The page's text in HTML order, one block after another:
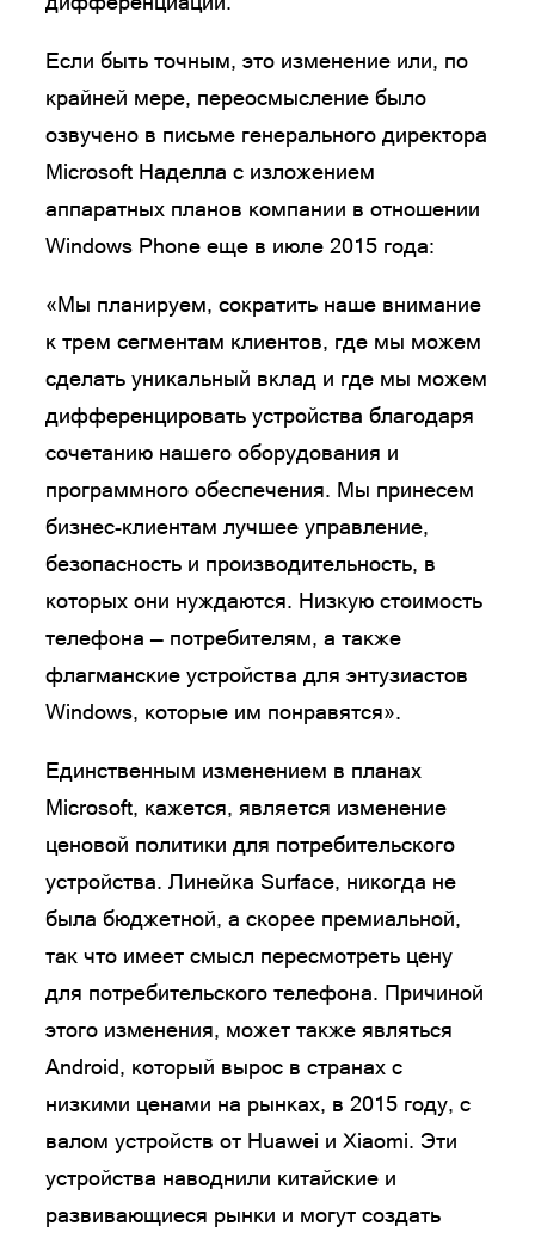
Если быть точным, это изменение или, по
крайней мере, переосмысление было
озвучено в письме генерального директора
Microsoft Наделла с изложением
аппаратных планов компании в отношении
Windows Phone еще в июле 2015 года:
«Мы планируем, сократить наше внимание
к трем сегментам клиентов, где мы можем
сделать уникальный вклад и где мы можем
дифференцировать устройства благодаря
сочетанию нашего оборудования и
программного обеспечения. Мы принесем
бизнес-клиентам лучшее управление,
безопасность и производительность, в
которых они нуждаются. Низкую стоимость
телефона — потребителям, а также
флагманские устройства для энтузиастов
Windows, которые им понравятся».
Единственным изменением в планах
Microsoft, кажется, является изменение
ценовой политики для потребительского
устройства. Линейка Surface, никогда не
была бюджетной, а скорее премиальной,
так что имеет смысл пересмотреть цену
для потребительского телефона. Причиной
этого изменения, может также являться
Android, который вырос в странах с
низкими ценами на рынках, в 2015 году, с
валом устройств от Huawei и Xiaomi. Эти
устройства наводнили китайские и
развивающиеся рынки и могут создать